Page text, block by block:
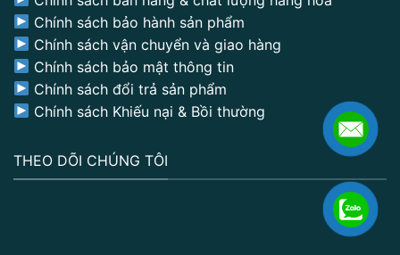
Chính sách bảo hành sản phẩm
Chính sách vận chuyển và giao hàng
Chính sách bảo mật thông tin
Chính sách đổi trả sản phẩm
Chính sách Khiếu nại & Bồi thường
THEO DÕI CHÚNG TÔI